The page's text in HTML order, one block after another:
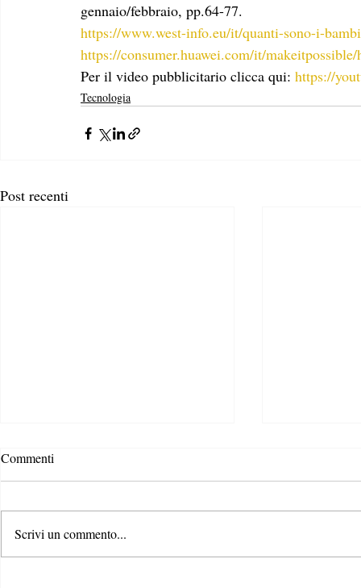
gennaio/febbraio, pp.64-77.
https://www.west-info.eu/it/quanti-sono-i-
https://consumer.huawei.com/it/
Per il video pubblicitario clicca qui: https://
Tecnologia
Post recenti
noi, sono
Commenti
Scrivi un commento...